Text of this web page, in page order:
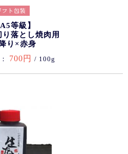
A5等級】
落とし焼肉用
り×赤身
700円 / 100g